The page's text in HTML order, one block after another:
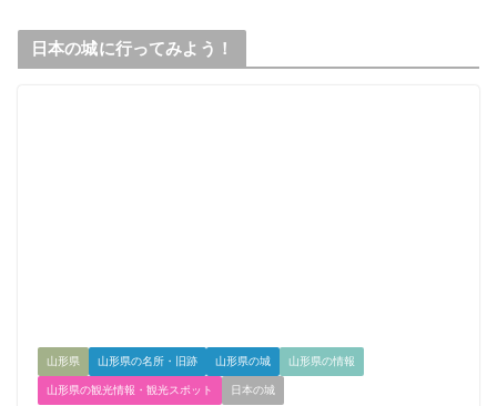
日本の城に行ってみよう！
山形県 山形県の名所・旧跡 山形県の城 山形県の情報
山形県の観光情報・観光スポット 日本の城